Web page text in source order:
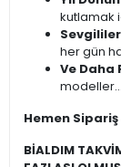
kutlamak
her gün
Ve Daha
modeller...
Hemen
BİALDIM